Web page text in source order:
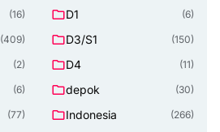
(16) D1 (6)
(409) D3/S1 (150)
(2) D4 (11)
(6) depok (30)
(77) Indonesia (266)